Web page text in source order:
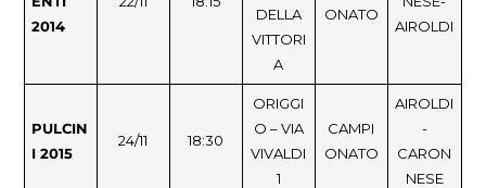
2014
DELLA
VITTORI
A
ONATO
AIROLDI
PULCIN
I 2015
24/11 18:30
ORIGGI
O – VIA
VIVALDI
1
CAMPI
ONATO
AIROLDI
-
CARON
NESE